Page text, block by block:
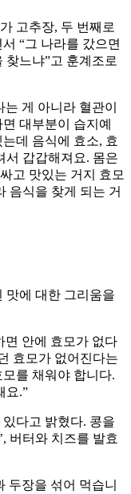
고추장, 두 번째로
“그 나라를 갔으면
찾느냐”고 훈계조로
게 아니라 혈관이
대부분이 습지예
데 음식에 효소, 효
서 갑갑해져요. 몸은
고 맛있는 거지 효모
음식을 찾게 되는 거
맛에 대한 그리움을
면 안에 효모가 없다
효모가 없어진다는
를 채워야 합니다.
요.”
다고 밝혔다. 콩을
버터와 치즈를 발효
두장을 섞어 먹습니